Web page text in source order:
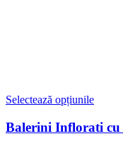
Selectează opțiunile
Balerini Inflorati cu